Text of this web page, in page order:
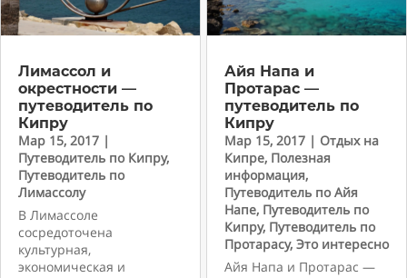
Лимассол и
окрестности —
путеводитель по
Кипру
Мар 15, 2017 |
Путеводитель по Кипру,
Путеводитель по
Лимассолу
В Лимассоле
сосредоточена
культурная,
экономическая и
Айя Напа и
Протарас —
путеводитель по
Кипру
Мар 15, 2017 | Отдых на
Кипре, Полезная
информация,
Путеводитель по Айя
Напе, Путеводитель по
Кипру, Путеводитель по
Протарасу, Это интересно
Айя Напа и Протарас —